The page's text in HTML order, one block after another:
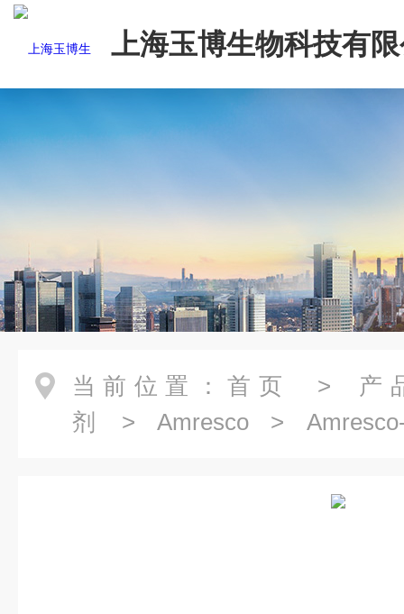
上海玉博生物科技有
当前位置： 首页 > 产
剂
> Amresco > Amresco-